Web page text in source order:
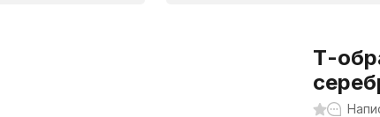
Т-